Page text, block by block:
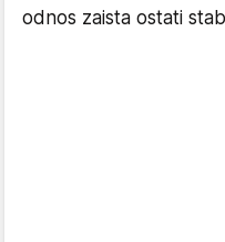
odnos zaista ostati